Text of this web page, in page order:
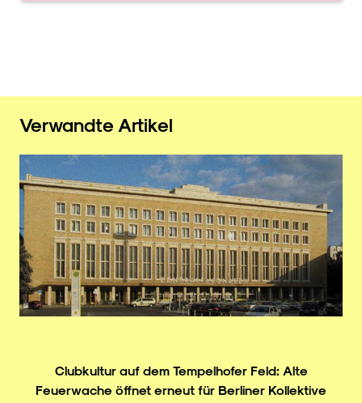
Verwandte Artikel
Clubkultur auf dem Tempelhofer Feld: Alte
Feuerwache öffnet erneut für Berliner Kollektive